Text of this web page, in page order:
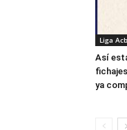
Liga Acb
Así
ya